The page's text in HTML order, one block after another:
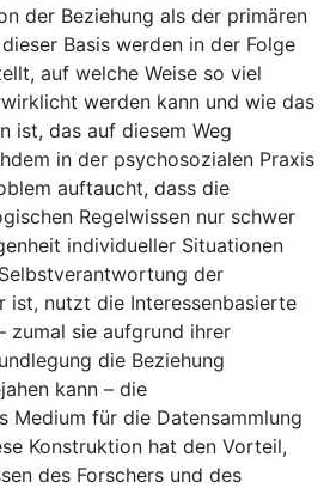
der Beziehung als der primären
Basis werden in der Folge
auf welche Weise so viel
werden kann und wie das
ist, das auf diesem Weg
in der psychosozialen Praxis
auftaucht, dass die
Regelwissen nur schwer
individueller Situationen
der
ist, nutzt die Interessenbasierte
zumal sie aufgrund ihrer
die Beziehung
kann – die
Medium für die Datensammlung
Konstruktion hat den Vorteil,
des Forschers und des